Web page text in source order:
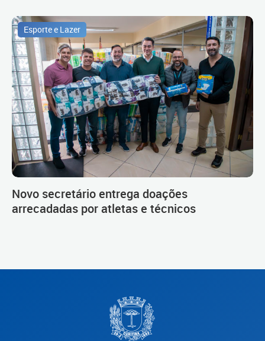
Esporte e Lazer
Novo secretário entrega doações
arrecadadas por atletas e técnicos